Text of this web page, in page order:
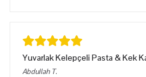
Yuvarlak Kelepçeli Pasta & Kek
Abdullah T.